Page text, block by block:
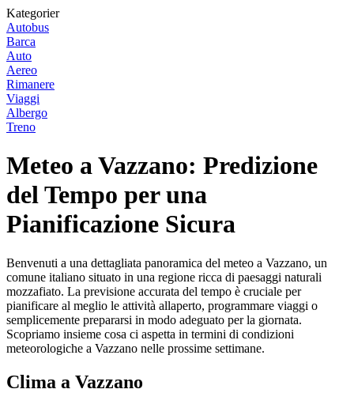
Kategorier
Autobus
Barca
Auto
Aereo
Rimanere
Viaggi
Albergo
Treno
Meteo a Vazzano: Predizione
del Tempo per una
Pianificazione Sicura
Benvenuti a una dettagliata panoramica del meteo a Vazzano, un
comune italiano situato in una regione ricca di paesaggi naturali
mozzafiato. La previsione accurata del tempo è cruciale per
pianificare al meglio le attività allaperto, programmare viaggi o
semplicemente prepararsi in modo adeguato per la giornata.
Scopriamo insieme cosa ci aspetta in termini di condizioni
meteorologiche a Vazzano nelle prossime settimane.
Clima a Vazzano